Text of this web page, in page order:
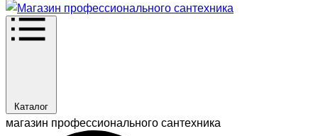
Каталог
магазин профессионального сантехника